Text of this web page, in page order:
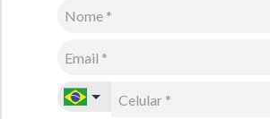
Ver Parcelas
Terracota